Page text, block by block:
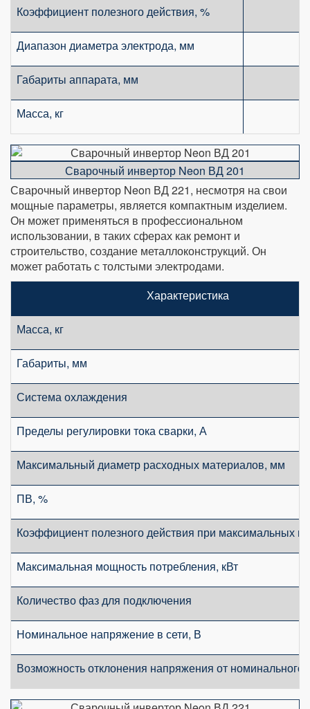
Коэффициент полезного действия, %
Диапазон диаметра электрода, мм
Габариты аппарата, мм
Масса, кг
Сварочный инвертор Neon ВД 201
Сварочный инвертор Neon ВД 221, несмотря на свои
мощные параметры, является компактным изделием.
Он может применяться в профессиональном
использовании, в таких сферах как ремонт и
строительство, создание металлоконструкций. Он
может работать с толстыми электродами.
Характеристика
Масса, кг
Габариты, мм
Система охлаждения
Пределы регулировки тока сварки, А
Максимальный диаметр расходных материалов, мм
ПВ, %
Коэффициент полезного действия при максимальных
Максимальная мощность потребления, кВт
Количество фаз для подключения
Номинальное напряжение в сети, В
Возможность отклонения напряжения от номинального,